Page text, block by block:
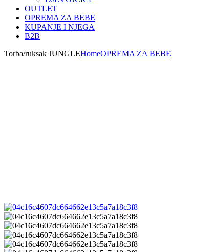
OUTLET
OPREMA ZA BEBE
KUPANJE I NJEGA
B2B
Torba/ruksak JUNGLEHomeOPREMA ZA BEBE